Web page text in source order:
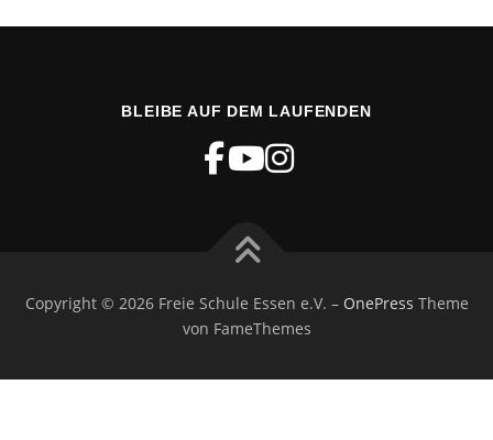
BLEIBE AUF DEM LAUFENDEN
Copyright © 2026 Freie Schule Essen e.V. – OnePress Theme
von FameThemes